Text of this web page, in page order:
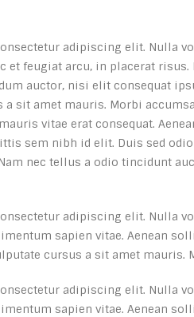
adipiscing elit. Nulla
feugiat arcu, in placerat risus.
auctor, nisi elit consequat
sit amet mauris. Morbi
vitae erat consequat.
sem nibh id elit. Duis sed
nec tellus a odio tincidunt
adipiscing elit. Nulla
sapien vitae. Aenean
cursus a sit amet mauris.
adipiscing elit. Nulla
sapien vitae. Aenean